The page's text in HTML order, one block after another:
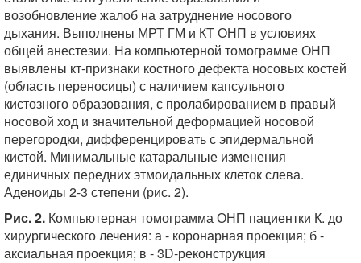
возобновление жалоб на затруднение носового
дыхания. Выполнены МРТ ГМ и КТ ОНП в условиях
общей анестезии. На компьютерной томограмме ОНП
выявлены кт-признаки костного дефекта носовых костей
(область переносицы) с наличием капсульного
кистозного образования, с пролабированием в правый
носовой ход и значительной деформацией носовой
перегородки, дифференцировать с эпидермальной
кистой. Минимальные катаральные изменения
единичных передних этмоидальных клеток слева.
Аденоиды 2-3 степени (рис. 2).
Рис. 2. Компьютерная томограмма ОНП пациентки К. до
хирургического лечения: а - коронарная проекция; б -
аксиальная проекция; в - 3D-реконструкция